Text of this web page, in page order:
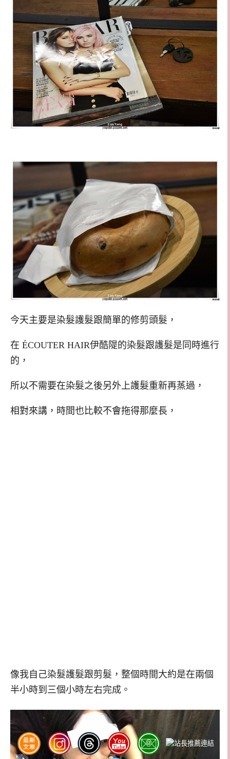
今天主要是染髮護髮跟簡單的修剪頭髮，
在 ÉCOUTER HAIR伊酷隄的染髮跟護髮是同時進行
的，
所以不需要在染髮之後另外上護髮重新再蒸過，
相對來講，時間也比較不會拖得那麼長，
像我自己染髮護髮跟剪髮，整個時間大約是在兩個
半小時到三個小時左右完成。